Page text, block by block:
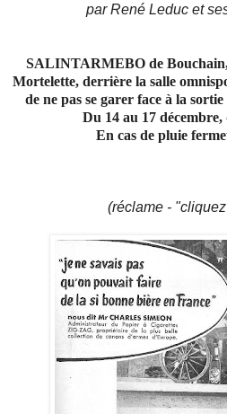
par René Leduc et
SALINTARMEBO de
Mortelette, derrière la salle
de ne pas se garer face à la
Du 14 au 17 décembre,
En cas de pluie
(réclame -